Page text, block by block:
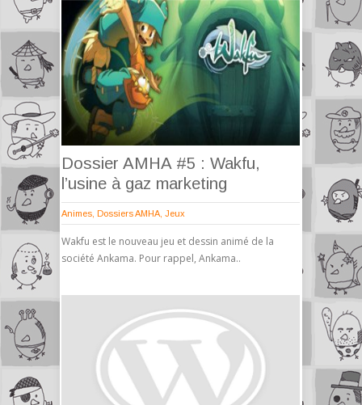
Dossier AMHA #5 : Wakfu,
l’usine à gaz marketing
Animes Dossiers AMHA Jeux
Wakfu est le nouveau jeu et dessin animé de la
société Ankama. Pour rappel, Ankama..